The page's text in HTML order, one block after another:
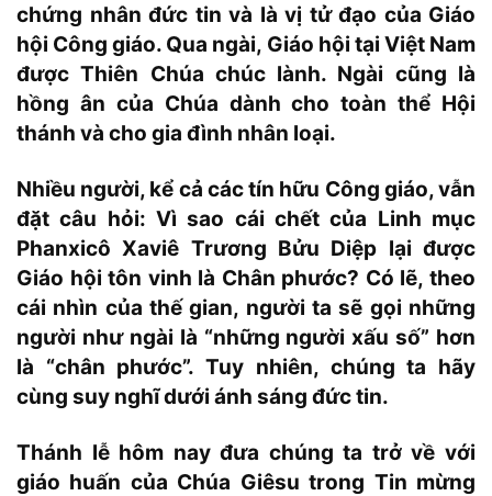
chứng nhân đức tin và là vị tử đạo của Giáo
hội Công giáo. Qua ngài, Giáo hội tại Việt Nam
được Thiên Chúa chúc lành. Ngài cũng là
hồng ân của Chúa dành cho toàn thể Hội
thánh và cho gia đình nhân loại.
Nhiều người, kể cả các tín hữu Công giáo, vẫn
đặt câu hỏi: Vì sao cái chết của Linh mục
Phanxicô Xaviê Trương Bửu Diệp lại được
Giáo hội tôn vinh là Chân phước? Có lẽ, theo
cái nhìn của thế gian, người ta sẽ gọi những
người như ngài là “những người xấu số” hơn
là “chân phước”. Tuy nhiên, chúng ta hãy
cùng suy nghĩ dưới ánh sáng đức tin.
Thánh lễ hôm nay đưa chúng ta trở về với
giáo huấn của Chúa Giêsu trong Tin mừng